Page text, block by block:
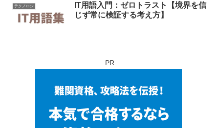
テクノロジ
IT用語入門：ゼロトラスト【境界を信
じず常に検証する考え方】
PR